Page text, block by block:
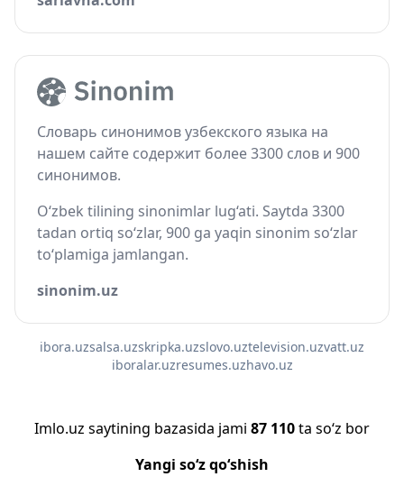
Словарь синонимов узбекского языка на
нашем сайте содержит более 3300 слов и 900
синонимов.
O‘zbek tilining sinonimlar lug‘ati. Saytda 3300
tadan ortiq so‘zlar, 900 ga yaqin sinonim so‘zlar
to‘plamiga jamlangan.
sinonim.uz
ibora.uzsalsa.uzskripka.uzslovo.uztelevision.uzvatt.uz
iboralar.uzresumes.uzhavo.uz
Imlo.uz saytining bazasida jami 87 110ta so‘z bor
Yangi so‘z qo‘shish